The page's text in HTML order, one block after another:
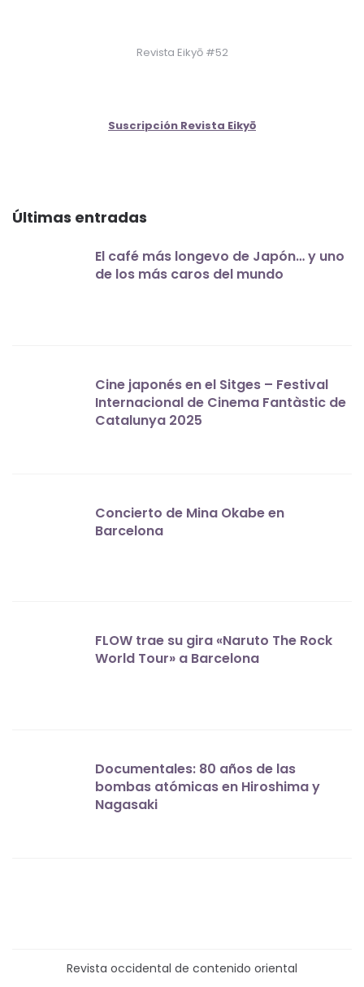
Revista Eikyō #52
Suscripción Revista Eikyō
Últimas entradas
El café más longevo de Japón… y uno
de los más caros del mundo
Cine japonés en el Sitges – Festival
Internacional de Cinema Fantàstic de
Catalunya 2025
Concierto de Mina Okabe en
Barcelona
FLOW trae su gira «Naruto The Rock
World Tour» a Barcelona
Documentales: 80 años de las
bombas atómicas en Hiroshima y
Nagasaki
Revista occidental de contenido oriental